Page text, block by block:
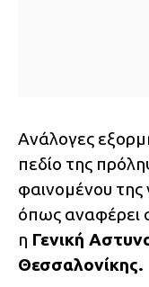
Ανάλογες
πεδίο της
φαινομένου της
όπως αναφέρει
η Γενική
Θεσσαλονίκης.